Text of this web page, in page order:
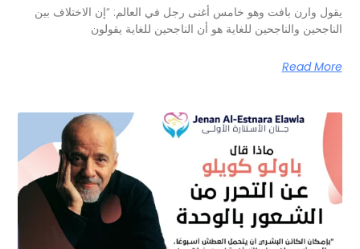
يقول وارن بافت وهو خامس أغنى رجل في العالم: “إن الاختلاف بين
الناجحين والناجحين للغاية هو أن الناجحين للغاية يقولون
Read More